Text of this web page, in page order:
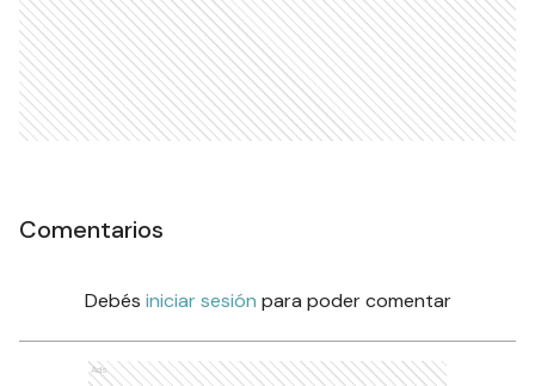
Comentarios
Debés iniciar sesión para poder comentar
Ads